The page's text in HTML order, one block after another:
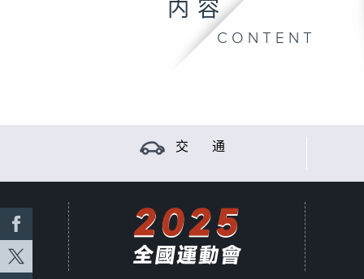
内容
CONTENT
交 通